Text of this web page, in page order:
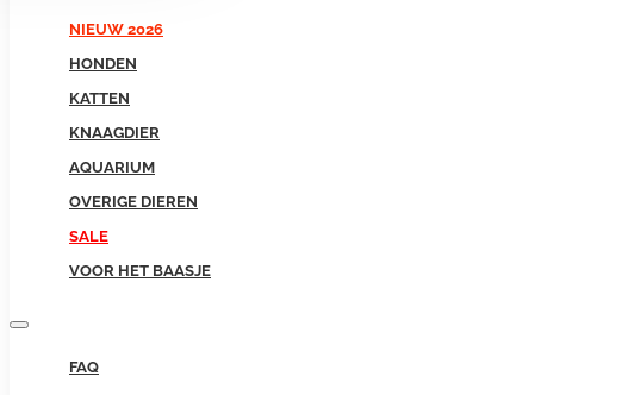
NIEUW 2026
HONDEN
KATTEN
KNAAGDIER
AQUARIUM
OVERIGE DIEREN
SALE
VOOR HET BAASJE
FAQ